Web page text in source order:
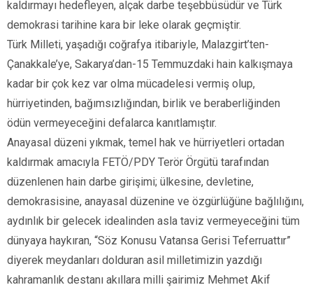
kaldırmayı hedefleyen, alçak darbe teşebbüsüdür ve Türk
demokrasi tarihine kara bir leke olarak geçmiştir.
Türk Milleti, yaşadığı coğrafya itibariyle, Malazgirt’ten-
Çanakkale’ye, Sakarya’dan-15 Temmuzdaki hain kalkışmaya
kadar bir çok kez var olma mücadelesi vermiş olup,
hürriyetinden, bağımsızlığından, birlik ve beraberliğinden
ödün vermeyeceğini defalarca kanıtlamıştır.
Anayasal düzeni yıkmak, temel hak ve hürriyetleri ortadan
kaldırmak amacıyla FETÖ/PDY Terör Örgütü tarafından
düzenlenen hain darbe girişimi; ülkesine, devletine,
demokrasisine, anayasal düzenine ve özgürlüğüne bağlılığını,
aydınlık bir gelecek idealinden asla taviz vermeyeceğini tüm
dünyaya haykıran, “Söz Konusu Vatansa Gerisi Teferruattır”
diyerek meydanları dolduran asil milletimizin yazdığı
kahramanlık destanı akıllara milli şairimiz Mehmet Akif